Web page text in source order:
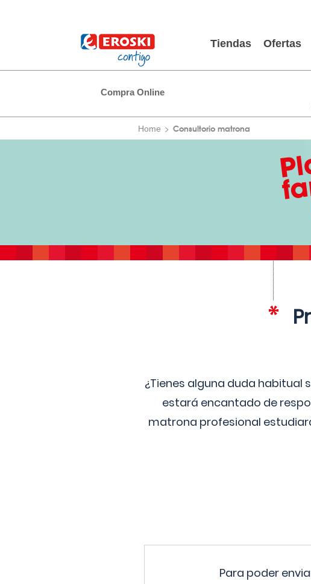
Tiendas Ofertas
Compra Online
Home Consultorio matrona
¿Tienes alguna duda
estará encantado de
matrona profesional
Para poder